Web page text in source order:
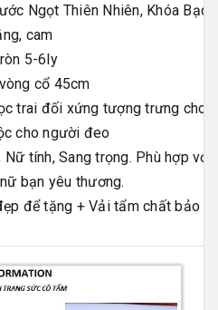
Ngọt Thiên Nhiên, Khóa Bạc
cam
5-6ly
cổ 45cm
trai đối xứng tượng trưng cho
cho người đeo
Nữ tính, Sang trọng. Phù hợp
bạn yêu thương.
để tặng + Vải tẩm chất bảo